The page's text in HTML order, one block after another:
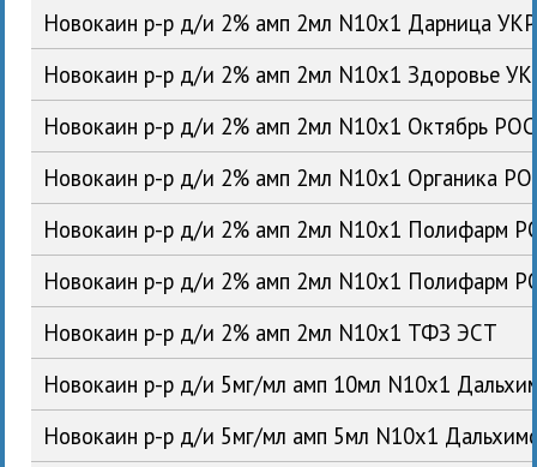
Новокаин р-р д/и 2% амп 2мл N10x1 Дарница УКР
Новокаин р-р д/и 2% амп 2мл N10x1 Здоровье
Новокаин р-р д/и 2% амп 2мл N10x1 Октябрь РОС
Новокаин р-р д/и 2% амп 2мл N10x1 Органика
Новокаин р-р д/и 2% амп 2мл N10x1 Полифарм
Новокаин р-р д/и 2% амп 2мл N10x1 Полифарм
Новокаин р-р д/и 2% амп 2мл N10x1 ТФЗ ЭСТ
Новокаин р-р д/и 5мг/мл амп 10мл N10x1
Новокаин р-р д/и 5мг/мл амп 5мл N10x1